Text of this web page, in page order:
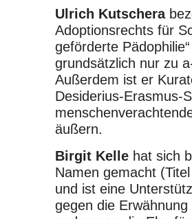
Ulrich Kutschera
Adoptionsrechts für
geförderte
grundsätzlich nur zu
Außerdem ist er
Desiderius-Erasmus-
äußern.
Birgit Kelle hat sich
Namen gemacht
und ist eine
gegen die